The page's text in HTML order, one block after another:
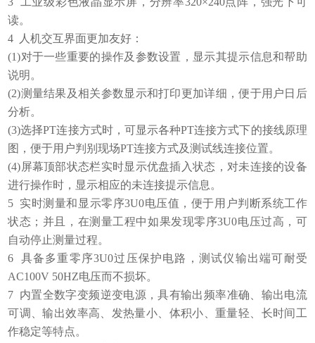
读。
4 人机交互界面更加友好：
(1)对于一些重要的操作及参数设置，显示其提示信息和帮助
说明。
(2)测量结果及相关参数显示和打印更加详细，便于用户日后
分析。
(3)选择PT连接方式时，可显示各种PT连接方式下的接线原理
图，便于用户判别现场PT连接方式及测试线连接位置。
(4)屏幕顶部状态栏实时显示优盘插入状态，对未连接的设备
进行操作时，显示相应的未连接提示信息。
5 实时测量和显示零序3U0电压值，便于用户判断系统工作
状态；并且，在测量工程中如果发现零序3U0电压过高，可
自动停止测量过程。
6 具备多重零序3U0过压保护电路，测试仪输出端可耐受
AC100V 50HZ电压而不损坏。
7 内置全数字变频逆变电源，具有输出频率准确、输出电流
可调、输出效率高、发热量小、体积小、重量轻、长时间工
作稳定等特点。